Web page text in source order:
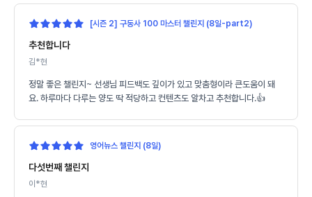
[시즌 2] 구동사 100 마스터 챌린지 (8일-part2)
추천합니다
김*현
정말 좋은 챌린지~ 선생님 피드백도 깊이가 있고 맞춤형이라 큰도움이 돼
요. 하루마다 다루는 양도 딱 적당하고 컨텐츠도 알차고 추천합니다.👍
영어뉴스 챌린지 (8일)
다섯번째 챌린지
이*현